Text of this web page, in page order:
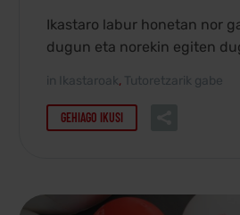
Ikastaro labur honetan nor
dugun eta norekin egiten
in Ikastaroak, Tutoretzarik gabe
GEHIAGO IKUSI